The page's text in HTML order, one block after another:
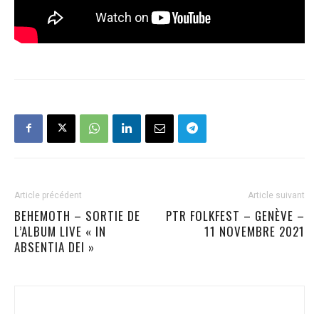
Article précédent
BEHEMOTH – SORTIE DE
L’ALBUM LIVE « IN
ABSENTIA DEI »
Article suivant
PTR FOLKFEST – GENÈVE –
11 NOVEMBRE 2021